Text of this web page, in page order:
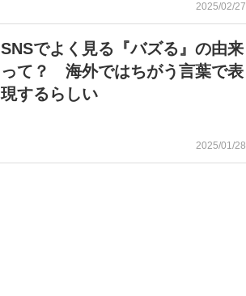
2025/02/27
SNSでよく見る『バズる』の由来
って？ 海外ではちがう言葉で表
現するらしい
2025/01/28